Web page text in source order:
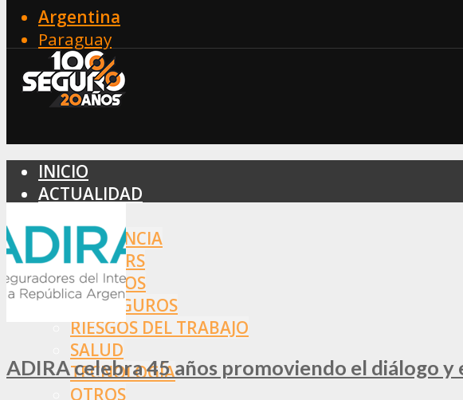
Argentina
Paraguay
INICIO
ACTUALIDAD
ASISTENCIA
BROKERS
SEGUROS
REASEGUROS
RIESGOS DEL TRABAJO
SALUD
TECNOLOGÍA
OTROS
ADIRA celebra 45 años promoviendo el diálogo